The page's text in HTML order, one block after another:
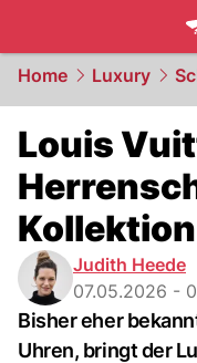
Home Luxury
Louis
Judith Heede
07.05.2026 -
Bisher eher
Uhren, bringt der